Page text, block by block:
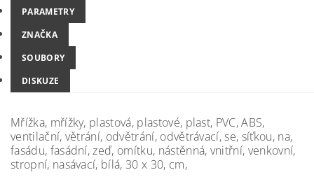
PARAMETRY
ZNAČKA
SOUBORY
DISKUZE
Mřížka, mřížky, plastová, plastové, plast, PVC, ABS,
ventilační, větrání, odvětrání, odvětrávací, se, síťkou, na,
fasádu, fasádní, zeď, omítku, nástěnná, vnitřní, venkovní,
stropní, nasávací, bílá, 30 x 30, cm,